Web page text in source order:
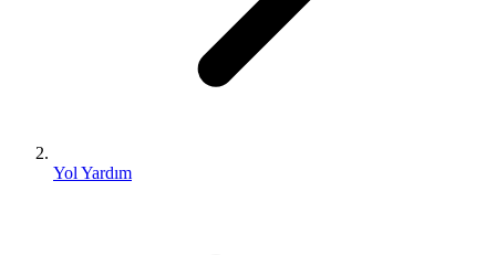
Yol Yardım